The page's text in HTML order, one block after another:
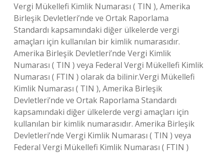
Vergi Mükellefi Kimlik Numarası ( TIN ), Amerika
Birleşik Devletleri’nde ve Ortak Raporlama
Standardı kapsamındaki diğer ülkelerde vergi
amaçları için kullanılan bir kimlik numarasıdır.
Amerika Birleşik Devletleri’nde Vergi Kimlik
Numarası ( TIN ) veya Federal Vergi Mükellefi Kimlik
Numarası ( FTIN ) olarak da bilinir.Vergi Mükellefi
Kimlik Numarası ( TIN ), Amerika Birleşik
Devletleri’nde ve Ortak Raporlama Standardı
kapsamındaki diğer ülkelerde vergi amaçları için
kullanılan bir kimlik numarasıdır. Amerika Birleşik
Devletleri’nde Vergi Kimlik Numarası ( TIN ) veya
Federal Vergi Mükellefi Kimlik Numarası ( FTIN )